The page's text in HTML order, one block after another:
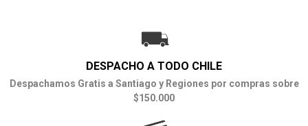
DESPACHO A TODO CHILE
Despachamos Gratis a Santiago y Regiones por compras sobre
$150.000